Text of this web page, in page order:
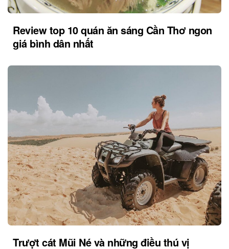
Review top 10 quán ăn sáng Cần Thơ ngon
giá bình dân nhất
Trượt cát Mũi Né và những điều thú vị